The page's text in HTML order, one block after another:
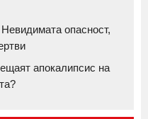
опасност,
апокалипсис на